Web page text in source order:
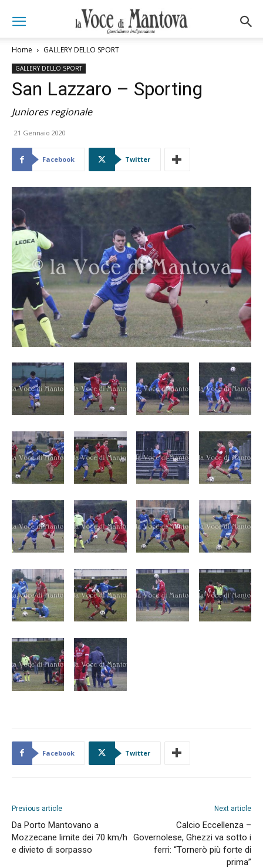
Home GALLERY DELLO SPORT
GALLERY DELLO SPORT
San Lazzaro – Sporting
Juniores regionale
21 Gennaio 2020
Facebook Twitter
Facebook Twitter
Previous article
Da Porto Mantovano a
Mozzecane limite dei 70 km/h
e divieto di sorpasso
Next article
Calcio Eccellenza –
Governolese, Ghezzi va sotto i
ferri: “Tornerò più forte di
prima”